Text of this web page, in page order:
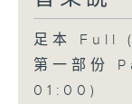
足本 Full
第一部份
01:00)